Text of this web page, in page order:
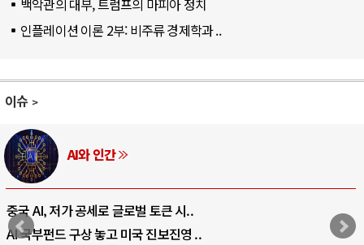
백악관의 대부, 트럼프의 마피아 정치
인플레이션 이론 2부: 비주류 경제학과 ..
이슈
AI와 인간
중국 AI, 저가 공세로 글로벌 토큰 시..
AI 국부펀드 구상 놓고 미국 진보진영 ..